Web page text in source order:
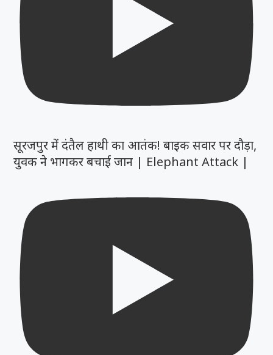
सूरजपुर में दंतैल हाथी का आतंक! बाइक सवार पर दौड़ा,
युवक ने भागकर बचाई जान | Elephant Attack |